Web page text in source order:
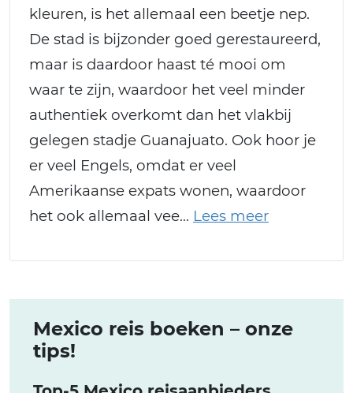
kleuren, is het allemaal een beetje nep.
De stad is bijzonder goed gerestaureerd,
maar is daardoor haast té mooi om
waar te zijn, waardoor het veel minder
authentiek overkomt dan het vlakbij
gelegen stadje Guanajuato. Ook hoor je
er veel Engels, omdat er veel
Amerikaanse expats wonen, waardoor
het ook allemaal vee
Mexico reis boeken – onze
tips!